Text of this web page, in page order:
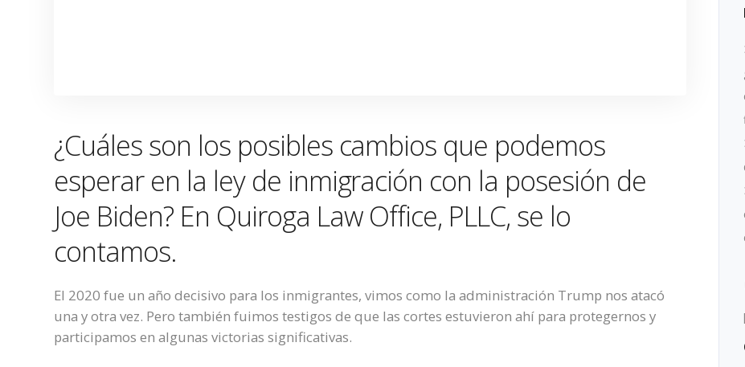
¿Cuáles son los posibles cambios que podemos
esperar en la ley de inmigración con la posesión de
Joe Biden? En Quiroga Law Office, PLLC, se lo
contamos.
El 2020 fue un año decisivo para los inmigrantes, vimos como la administración Trump nos atacó
una y otra vez. Pero también fuimos testigos de que las cortes estuvieron ahí para protegernos y
participamos en algunas victorias significativas.